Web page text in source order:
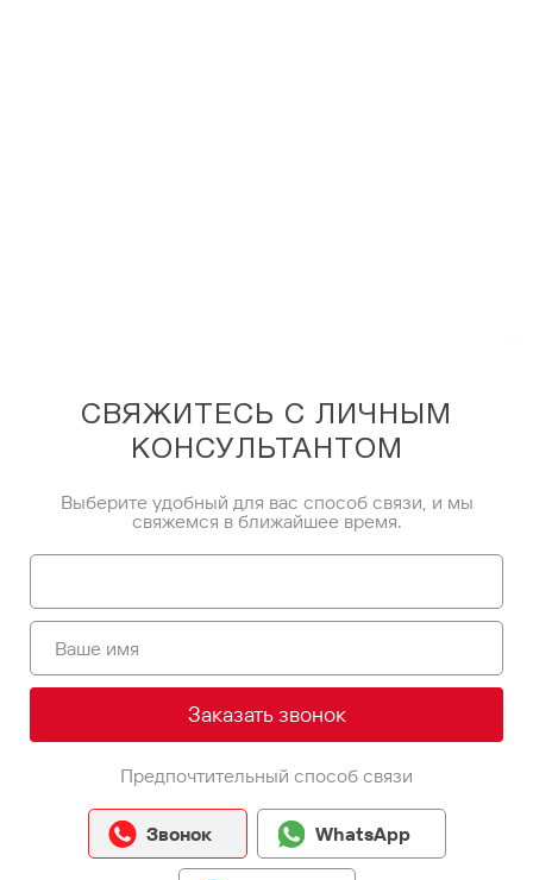
СВЯЖИТЕСЬ С ЛИЧНЫМ
КОНСУЛЬТАНТОМ
Выберите удобный для вас способ связи, и мы
свяжемся в ближайшее время.
Заказать звонок
Предпочтительный способ связи
Звонок WhatsApp